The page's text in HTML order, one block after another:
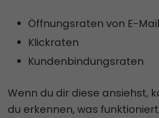
Öffnungsraten von E-
Klickraten
Kundenbindungsraten
Wenn du dir diese ansiehst,
du erkennen, was